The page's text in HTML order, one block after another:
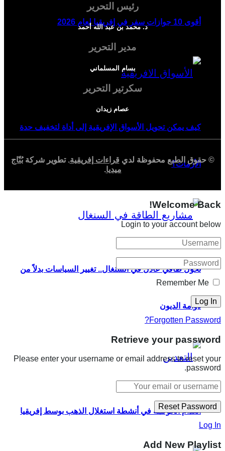
أقوى 10 جوازات سفر في إفريقيا لعام 2026
كيف يمكن تحويل الأسواق الإفريقية إلى أداة لتخفيف حدة
الأزمات؟
تحوُّل طاقي عادل في السنغال.. تغيير السياسات بدلاً من
دوّامة الديون
انعدام الحوكمة في أنشطة استغلال الذهب بوسط إفريقيا
رئيس التحرير
د. محمد بن عبد الله أحمد
مدير التحرير
بسام المسلماني
سكرتير التحرير
عصام زيدان
© حقوق الطبع محفوظة لدي قراءات إفريقية. تطوير شركةبُنّاج
ميديا.
Welcome Back!
Login to your account below
Remember Me
Forgotten Password?
Retrieve your password
Please enter your username or email address to reset your
password.
Log In
Add New Playlist